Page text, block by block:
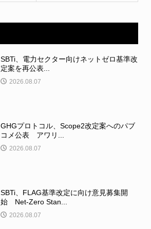
SBTi、電力セクター向けネットゼロ基準改
定案を再公表...
2026.08.07
GHGプロトコル、Scope2改定案へのパブ
コメ公表 アワリ...
2026.08.07
SBTi、FLAG基準改定に向け意見募集開
始 Net-Zero Stan...
2026.08.07